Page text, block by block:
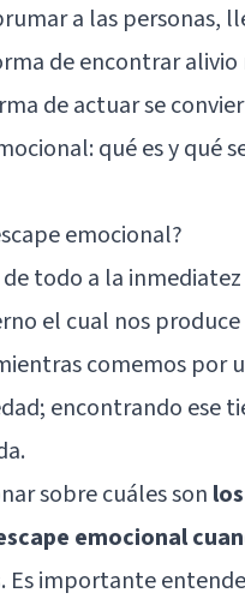
a las personas,
de encontrar
de actuar se
qué es y qué
emocional?
todo a la
el cual nos produce
comemos por
encontrando ese
sobre cuáles son
emocional
. Es importante